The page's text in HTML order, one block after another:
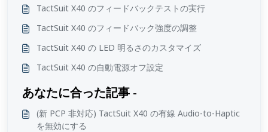
TactSuit X40 のフィードバックテストの実行
TactSuit X40 のフィードバック強度の調整
TactSuit X40 の LED 明るさのカスタマイズ
TactSuit X40 の自動電源オフ設定
あなたに合った記事 -
(新 PCP 非対応) TactSuit X40 の有線 Audio-to-Haptic
を無効にする